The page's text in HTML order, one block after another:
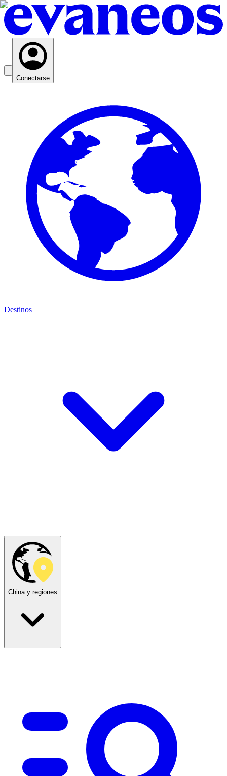
Conectarse
Destinos
China y regiones